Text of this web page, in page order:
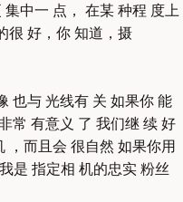
中一 点， 在某 种程 度上
很 好，你 知道，摄
也与 光线有 关 如果你 能
常 有意义 了 我们继 续 好
，而且会 很自然 如果你用
是 指定相 机的忠实 粉丝